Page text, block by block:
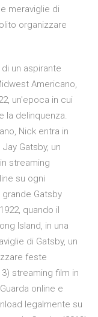
meraviglie di
organizzare
un aspirante
Americano,
un'epoca in cui
la delinquenza.
Nick entra in
Gatsby, un
streaming
su ogni
Gatsby
quando il
Island, in una
di Gatsby, un
feste
streaming film in
online e
legalmente su